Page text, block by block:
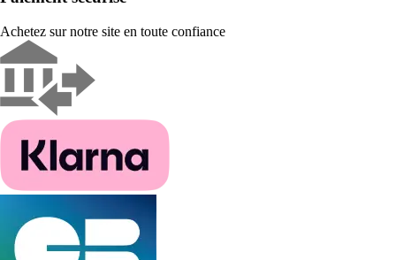
Achetez sur notre site en toute confiance